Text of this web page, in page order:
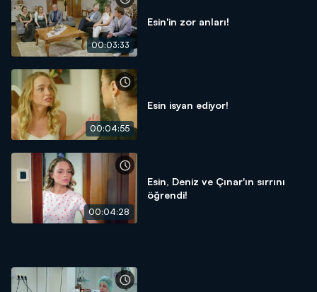
00:03:33
Esin'in zor anları!
00:04:55
Esin isyan ediyor!
00:04:28
Esin, Deniz ve Çınar'ın sırrını
öğrendi!